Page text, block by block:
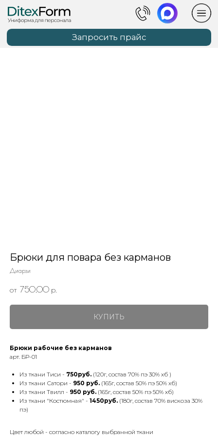
Брюки для повара без карманов
Диарзи
от 750,00 р.
КУПИТЬ
Брюки рабочие без карманов
арт. БР-01
Из ткани Тиси - 750руб. (120г, состав 70% пэ 30% хб )
Из ткани Сатори - 950 руб. (165г, состав 50% пэ 50% хб)
Из ткани Твилл - 950 руб. (165г, состав 50% пэ 50% хб)
Из ткани "Костюмная" - 1450руб. (180г, состав 70% вискоза 30%
пэ)
Цвет любой - согласно каталогу выбранной ткани